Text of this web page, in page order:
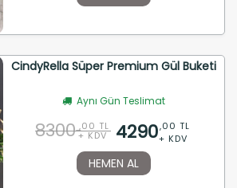
CindyRella Süper Premium Gül Buketi
Aynı Gün Teslimat
8300 ,00 TL
+ KDV 4290,00 TL
+ KDV
HEMEN AL